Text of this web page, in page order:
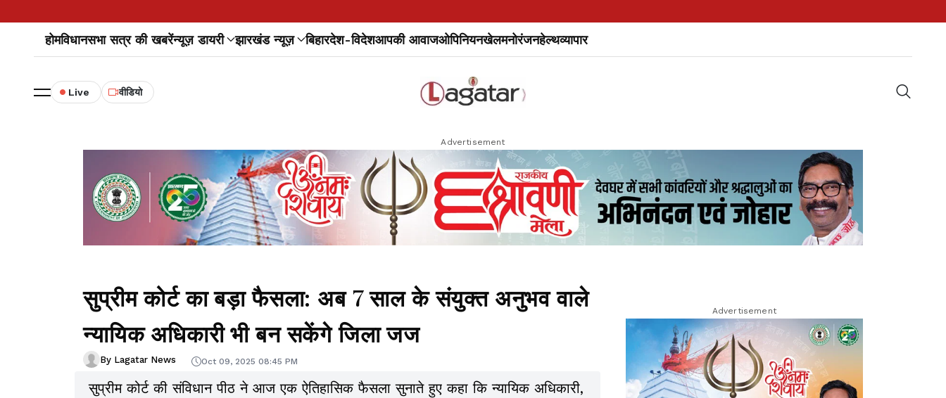
होमविधानसभा सत्र की खबरेंन्यूज़ डायरी झारखंड न्यूज़ बिहारदेश-विदेशआपकी आवाजओपिनियनखेलमनोरंजनहेल्थव्यापार
Live वीडियो
Advertisement
सुप्रीम कोर्ट का बड़ा फैसला: अब 7 साल के संयुक्त अनुभव वाले
न्यायिक अधिकारी भी बन सकेंगे जिला जज
By Lagatar News Oct 09, 2025 08:45 PM
सुप्रीम कोर्ट की संविधान पीठ ने आज एक ऐतिहासिक फैसला सुनाते हुए कहा कि न्यायिक अधिकारी,
Advertisement